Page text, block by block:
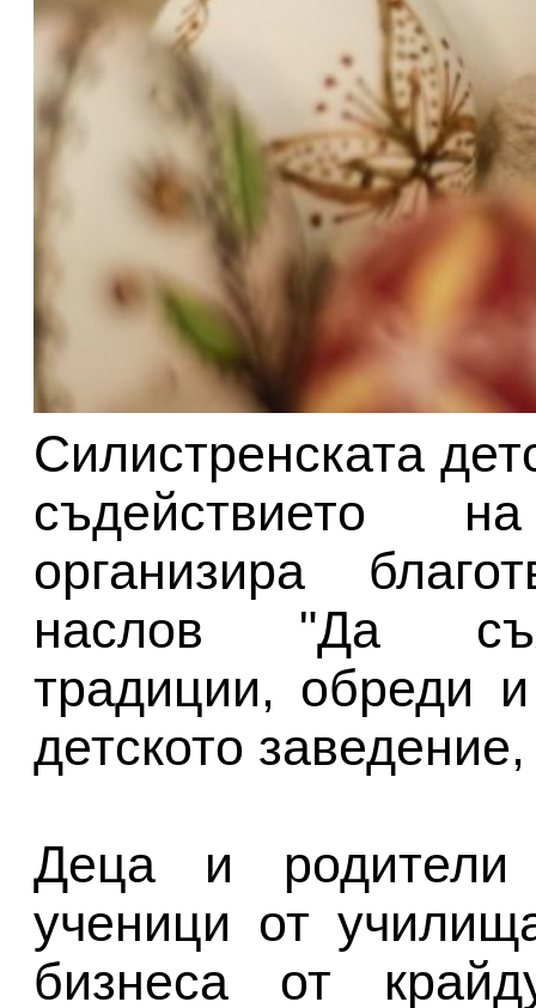
Силистренската
съдействието
организира
наслов "Да
традиции, обреди
детското
Деца и родители
ученици от
бизнеса от